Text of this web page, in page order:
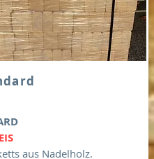
aus Nadelholz.